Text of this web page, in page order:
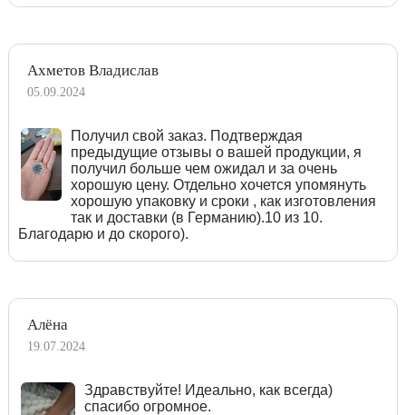
Ахметов Владислав
05.09.2024
Получил свой заказ. Подтверждая
предыдущие отзывы о вашей продукции, я
получил больше чем ожидал и за очень
хорошую цену. Отдельно хочется упомянуть
хорошую упаковку и сроки , как изготовления
так и доставки (в Германию).10 из 10.
Благодарю и до скорого).
Алёна
19.07.2024
Здравствуйте! Идеально, как всегда)
спасибо огромное.